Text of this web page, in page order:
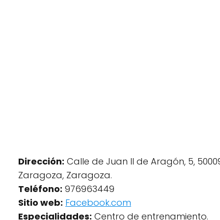
Dirección: Calle de Juan II de Aragón, 5,
Zaragoza, Zaragoza.
Teléfono: 976963449
Sitio web: Facebook.com
Especialidades: Centro de entrenamiento.